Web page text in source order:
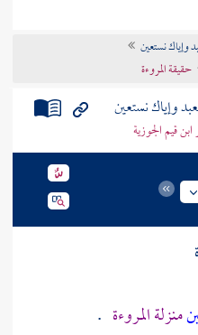
وإياك نستعين
حقيقة المروءة
وإياك نستعين
قيم الجوزية
منزلة المروءة .